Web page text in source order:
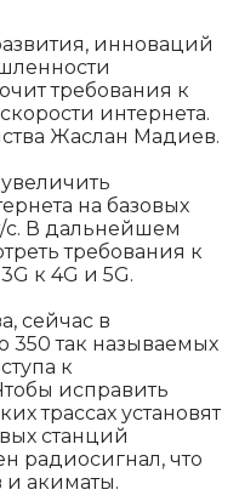
инноваций
требования к
интернета.
Жаслан Мадиев.
на базовых
с. В дальнейшем
требования к
к 4G и 5G.
сейчас в
350 так называемых
к
исправить
трассах установят
станций
радиосигнал, что
акиматы.